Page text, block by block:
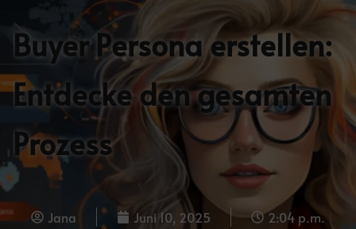
Buyer Persona erstellen:
Entdecke den gesamten
Prozess
Jana Juni 10, 2025 2:04 p.m.